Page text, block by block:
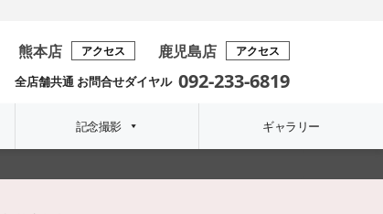
熊本店 アクセス 鹿児島店 アクセス
全店舗共通 お問合せダイヤル 092-233-6819
記念撮影 ギャラリー